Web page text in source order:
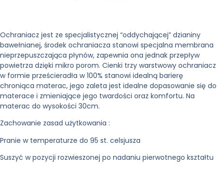
Ochraniacz jest ze specjalistycznej “oddychającej” dzianiny
bawełnianej, środek ochraniacza stanowi specjalna membrana
nieprzepuszczająca płynów, zapewnia ona jednak przepływ
powietrza dzięki mikro porom. Cienki trzy warstwowy ochraniacz
w formie prześcieradła w 100% stanowi idealną barierę
chroniąca materac, jego zaleta jest idealne dopasowanie się do
materace i zmieniające jego twardości oraz komfortu. Na
materac do wysokości 30cm.
Zachowanie zasad użytkowania :
Pranie w temperaturze do 95 st. celsjusza
Suszyć w pozycji rozwieszonej po nadaniu pierwotnego kształtu